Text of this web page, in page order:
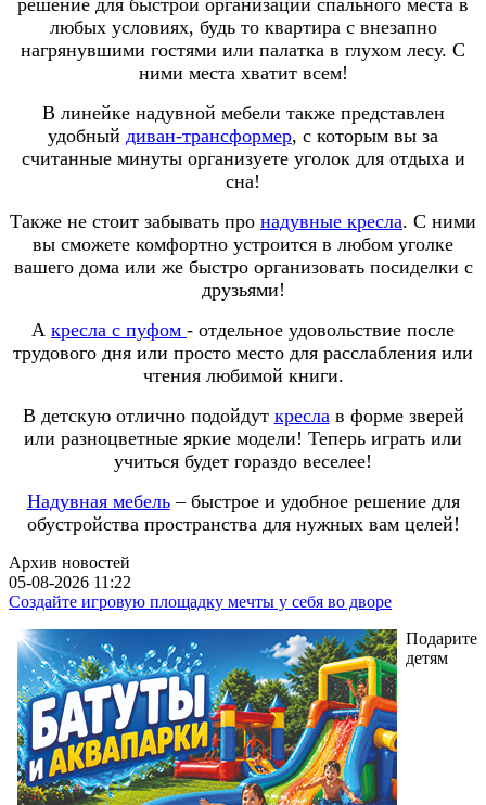
любых условиях, будь то квартира с внезапно
нагрянувшими гостями или палатка в глухом лесу. С
ними места хватит всем!
В линейке надувной мебели также представлен
удобный диван-трансформер, с которым вы за
считанные минуты организуете уголок для отдыха и
сна!
Также не стоит забывать про надувные кресла. С ними
вы сможете комфортно устроится в любом уголке
вашего дома или же быстро организовать посиделки с
друзьями!
А кресла с пуфом - отдельное удовольствие после
трудового дня или просто место для расслабления или
чтения любимой книги.
В детскую отлично подойдут кресла в форме зверей
или разноцветные яркие модели! Теперь играть или
учиться будет гораздо веселее!
Надувная мебель– быстрое и удобное решение для
обустройства пространства для нужных вам целей!
Архив новостей
05-08-2026 11:22
Создайте игровую площадку мечты у себя во дворе
Подарите
детям